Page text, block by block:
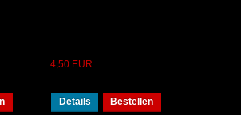
4,50 EUR
Details Bestellen